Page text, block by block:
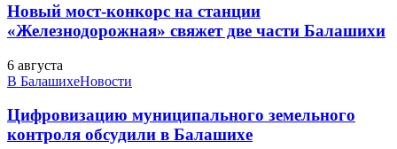
Новый мост-конкорс на станции
«Железнодорожная» свяжет две части Балашихи
6 августа
В БалашихеНовости
Цифровизацию муниципального земельного
контроля обсудили в Балашихе